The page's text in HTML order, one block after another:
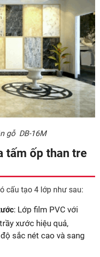
gỗ DB-16M
tấm ốp than tre
cấu tạo 4 lớp như sau:
: Lớp film PVC với
xước hiệu quả,
sắc nét cao và sang